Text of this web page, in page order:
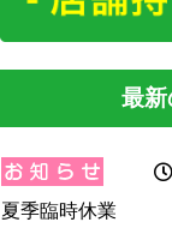
最
夏季臨時休業